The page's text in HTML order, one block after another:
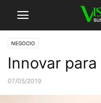
NEGOCIO
Innovar
07/05/2019